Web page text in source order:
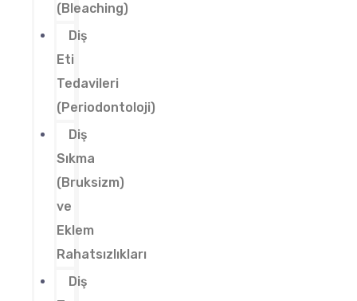
(Bleaching)
Diş
Eti
Tedavileri
(Periodontoloji)
Diş
Sıkma
(Bruksizm)
ve
Eklem
Rahatsızlıkları
Diş